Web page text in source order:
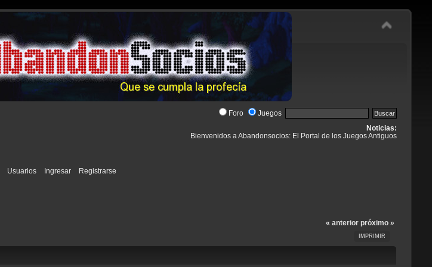
Foro Juegos
Noticias:
Bienvenidos a Abandonsocios: El Portal de los Juegos Antiguos
Usuarios Ingresar Registrarse
« anterior próximo »
IMPRIMIR